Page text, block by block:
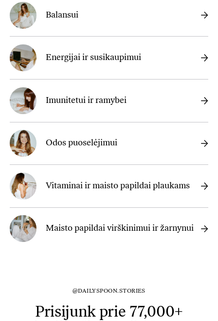
Balansui
Energijai ir susikaupimui
Imunitetui ir ramybei
Odos puoselėjimui
Vitaminai ir maisto papildai plaukams
Maisto papildai virškinimui ir žarnynui
@DAILYSPOON.STORIES
Prisijunk prie 77,000+